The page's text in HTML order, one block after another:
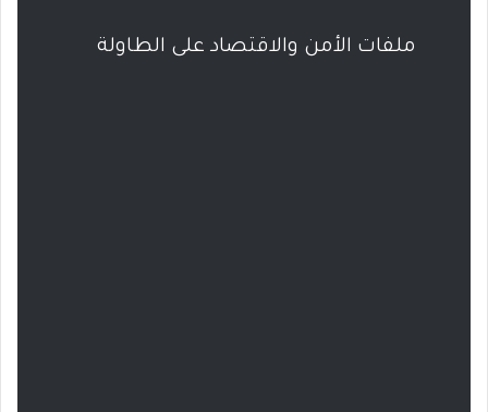
ملفات الأمن والاقتصاد على الطاولة